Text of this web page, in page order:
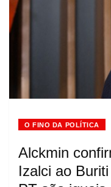
O FINO DA POLÍTICA
Alckmin
Izalci ao